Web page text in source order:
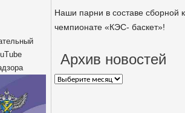
Наши парни в составе сборной
чемпионате «КЭС- баскет»!
Архив новостей
Архив